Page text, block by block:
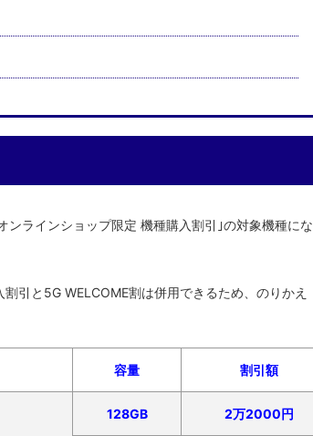
ンラインショップ限定 機種購入割引｣の対象機種にな
引と5G WELCOME割は併用できるため、のりかえ
容量 割引額
128GB 2万2000円